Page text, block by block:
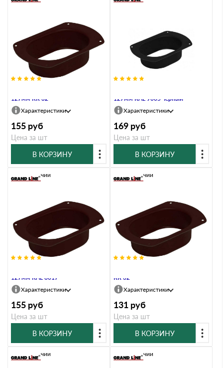
127мм RR 32
Характеристики
155 руб
Цена за шт
В КОРЗИНУ
127мм RAL 9005 черный
Характеристики
169 руб
Цена за шт
В КОРЗИНУ
127мм RAL 8017
В наличии
Характеристики
155 руб
Цена за шт
В КОРЗИНУ
RR 32
В наличии
Характеристики
131 руб
Цена за шт
В КОРЗИНУ
В наличии В наличии